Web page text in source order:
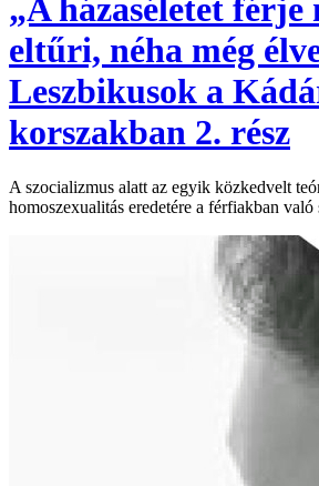
„A házaséletet férje
eltűri, néha még
Leszbikusok a
korszakban 2. rész
A szocializmus alatt az egyik közkedvelt
homoszexualitás eredetére a férfiakban